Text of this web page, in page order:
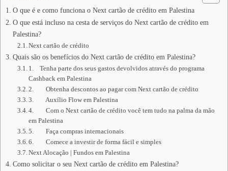
O que é e como funciona o Next cartão de crédito em Palestina
O que está incluso na cesta de serviços do Next cartão de crédito em
Palestina?
Next cartão de crédito
Quais são os benefícios do Next cartão de crédito em Palestina?
1. Tenha parte dos seus gastos devolvidos através do programa
Cashback em Palestina
2. Obtenha descontos ao pagar com Next cartão de crédito
3. Auxílio Flow em Palestina
4. Com o Next cartão de crédito você tem tudo na palma da mão
em Palestina
5. Faça compras internacionais
6. Comece a investir de forma fácil e simples
Next Alocação | Fundos em Palestina
Como solicitar o seu Next cartão de crédito em Palestina?